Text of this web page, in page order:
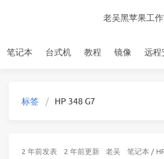
老吴黑苹果工
笔记本 台式机 教程 镜像 远程
标签 HP 348 G7
2 年前发表 2 年前更新 老吴 笔记本/